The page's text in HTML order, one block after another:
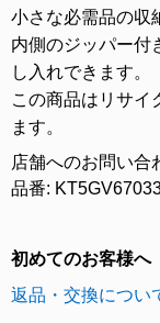
小さな必需品の収
内側のジッパー付
し入れできます。
この商品はリサイ
ます。
店舗へのお問い合
品番:
初めてのお客様へ
返品・交換につい